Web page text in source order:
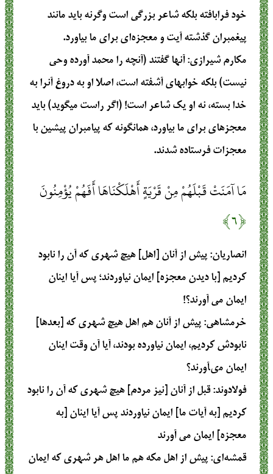
خود فرابافته بلکه شاعر بزرگی است وگرنه باید مانند
پیغمبران گذشته آیت و معجزه‌ای برای ما بیاورد.
مکارم شیرازی: آنها گفتند (آنچه را محمد آورده وحي
نيست) بلكه خوابهاي آشفته است، اصلا او به دروغ آنرا به
خدا بسته، نه او يك شاعر است! (اگر راست مي‏گويد) بايد
معجزهاي براي ما بياورد، همانگونه كه پيامبران پيشين با
معجزات فرستاده شدند.
مَا آمَنَتْ قَبْلَهُمْ مِنْ قَرْيَةٍ أَهْلَكْنَاهَا أَفَهُمْ يُؤْمِنُونَ
﴿۶﴾
انصاریان: پیش از آنان [اهل] هیچ شهری که آن را نابود
کردیم [با دیدن معجزه] ایمان نیاوردند؛ پس آیا اینان
ایمان می آورند؟!
خرمشاهی: پيش از آنان هم اهل هيچ شهرى كه [بعدها]
نابودش كرديم، ايمان نياورده بودند، آيا آن وقت اينان
ايمان مى‏آورند؟
فولادوند: قبل از آنان [نيز مردم] هيچ شهرى كه آن را نابود
كرديم [به آيات ما] ايمان نياوردند پس آيا اينان [به
معجزه] ايمان مى ‏آورند
قمشه‌ای: پیش از اهل مکه هم ما اهل هر شهری که ایمان